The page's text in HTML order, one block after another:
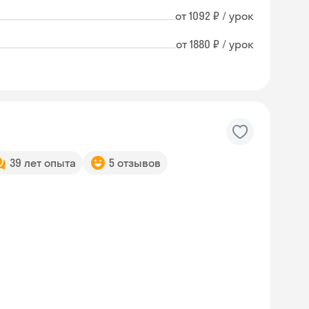
от 1092 ₽ / урок
от 1880 ₽ / урок
39 лет опыта 5 отзывов